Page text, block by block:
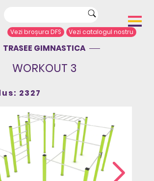
Vezi broșura DFS Vezi catalogul nostru
TRASEE GIMNASTICA
WORKOUT 3
2327